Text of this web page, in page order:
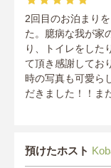
2回目のお泊まり
た。臆病な我が家
り、トイレをした
て頂き感謝してお
時の写真も可愛ら
だきました！！ま
預けたホスト